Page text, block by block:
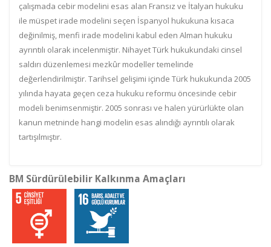
çalışmada cebir modelini esas alan Fransız ve İtalyan hukuku
ile müspet irade modelini seçen İspanyol hukukuna kısaca
değinilmiş, menfi irade modelini kabul eden Alman hukuku
ayrıntılı olarak incelenmiştir. Nihayet Türk hukukundaki cinsel
saldırı düzenlemesi mezkûr modeller temelinde
değerlendirilmiştir. Tarihsel gelişimi içinde Türk hukukunda 2005
yılında hayata geçen ceza hukuku reformu öncesinde cebir
modeli benimsenmiştir. 2005 sonrası ve halen yürürlükte olan
kanun metninde hangi modelin esas alındığı ayrıntılı olarak
tartışılmıştır.
BM Sürdürülebilir Kalkınma Amaçları